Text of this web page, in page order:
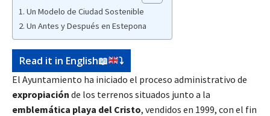
Un Modelo de Ciudad Sostenible
Un Antes y Después en Estepona
Read it in English📖 ⤵️
El Ayuntamiento ha iniciado el proceso administrativo de
expropiación de los terrenos situados junto a la
emblemática playa del Cristo, vendidos en 1999, con el fin